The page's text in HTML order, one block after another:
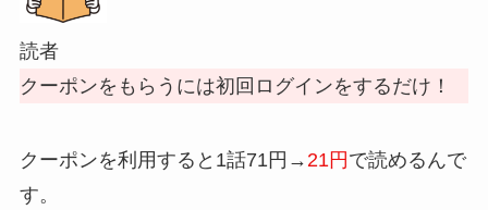
読者
クーポンをもらうには初回ログインをするだけ！
クーポンを利用すると1話71円→ 21円で読めるんで
す。